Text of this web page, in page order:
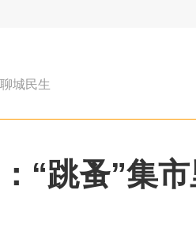
聊城民生
“跳蚤”集